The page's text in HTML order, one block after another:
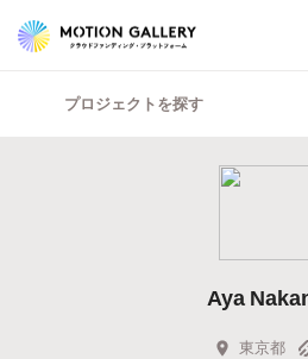
プロジェクトを探す
Aya
東京都